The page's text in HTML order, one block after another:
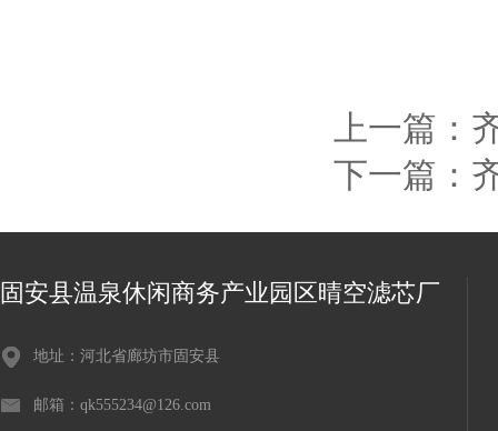
上一篇：
下一篇：
固安县温泉休闲商务产业园区晴空滤芯厂
地址：河北省廊坊市固安县
邮箱：qk555234@126.com